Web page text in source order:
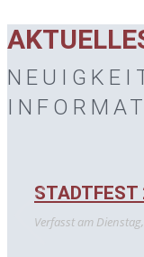
STADTFEST
Verfasst am